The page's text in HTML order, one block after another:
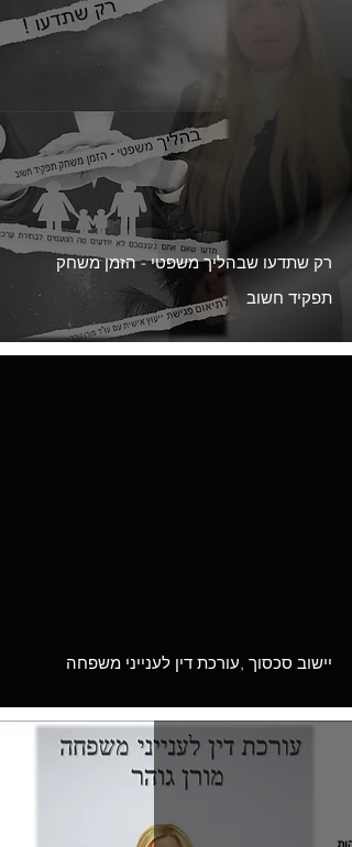
רק שתדעו שבהליך משפטי - הזמן משחק
תפקיד חשוב
יישוב סכסוך ,עורכת דין לענייני משפחה